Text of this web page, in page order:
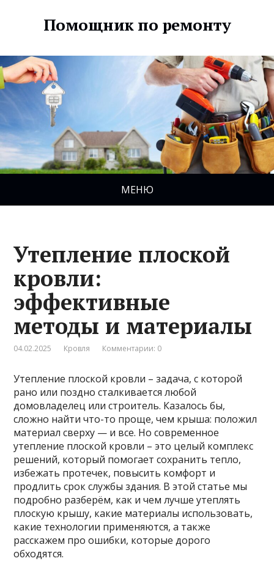
Помощник по ремонту
МЕНЮ
Утепление плоской
кровли:
эффективные
методы и материалы
04.02.2025 Кровля Комментарии: 0
Утепление плоской кровли – задача, с которой
рано или поздно сталкивается любой
домовладелец или строитель. Казалось бы,
сложно найти что-то проще, чем крыша: положил
материал сверху — и все. Но современное
утепление плоской кровли – это целый комплекс
решений, который помогает сохранить тепло,
избежать протечек, повысить комфорт и
продлить срок службы здания. В этой статье мы
подробно разберём, как и чем лучше утеплять
плоскую крышу, какие материалы использовать,
какие технологии применяются, а также
расскажем про ошибки, которые дорого
обходятся.